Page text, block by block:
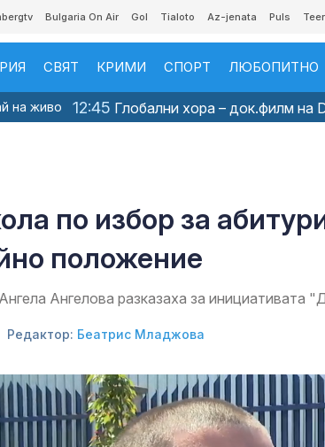
Bulgaria On Air Gol Tialoto Az-jenata Puls
СВЯТ КРИМИ СПОРТ ЛЮБОПИТНО
на живо 12:45 Глобални хора – док.филм на
по избор за
положение
Ангелова разказаха за инициативата
Редактор: Беатрис Младжова